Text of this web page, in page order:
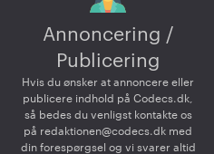
Annoncering /
Publicering
Hvis du ønsker at annoncere eller
publicere indhold på Codecs.dk,
så bedes du venligst kontakte os
på redaktionen@codecs.dk med
din forespørgsel og vi svarer altid